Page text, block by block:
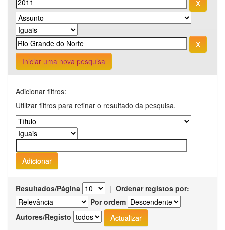
Iniciar uma nova pesquisa
Adicionar filtros:
Utilizar filtros para refinar o resultado da pesquisa.
Resultados/Página | Ordenar registos por:
Por ordem
Autores/Registo